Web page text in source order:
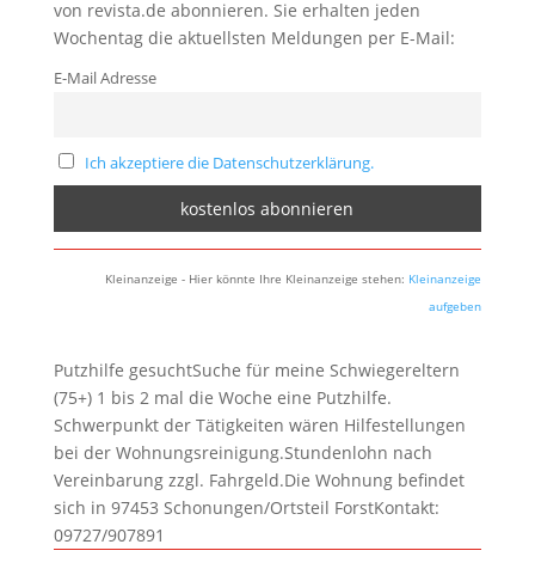
von revista.de abonnieren. Sie erhalten jeden
Wochentag die aktuellsten Meldungen per E-Mail:
E-Mail Adresse
Ich akzeptiere die Datenschutzerklärung.
Kleinanzeige - Hier könnte Ihre Kleinanzeige stehen: Kleinanzeige
aufgeben
Putzhilfe gesuchtSuche für meine Schwiegereltern
(75+) 1 bis 2 mal die Woche eine Putzhilfe.
Schwerpunkt der Tätigkeiten wären Hilfestellungen
bei der Wohnungsreinigung.Stundenlohn nach
Vereinbarung zzgl. Fahrgeld.Die Wohnung befindet
sich in 97453 Schonungen/Ortsteil ForstKontakt:
09727/907891